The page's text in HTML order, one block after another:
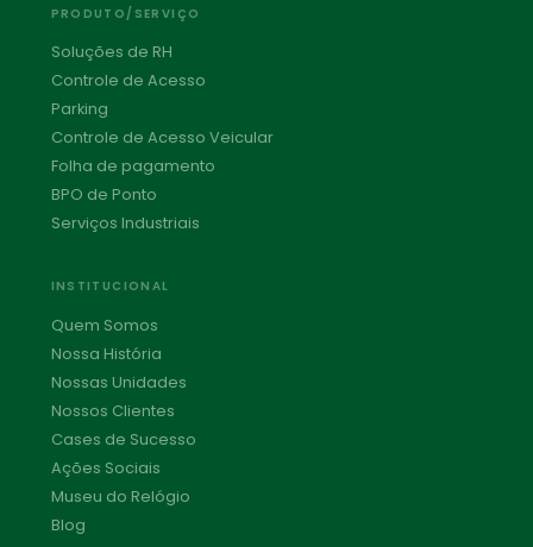
PRODUTO/SERVIÇO
Soluções de RH
Controle de Acesso
Parking
Controle de Acesso Veicular
Folha de pagamento
BPO de Ponto
Serviços Industriais
INSTITUCIONAL
Quem Somos
Nossa História
Nossas Unidades
Nossos Clientes
Cases de Sucesso
Ações Sociais
Museu do Relógio
Blog